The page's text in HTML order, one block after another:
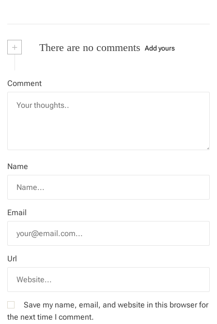
+ There are no comments Add yours
Comment
Name
Email
Url
Save my name, email, and website in this browser for
the next time I comment.